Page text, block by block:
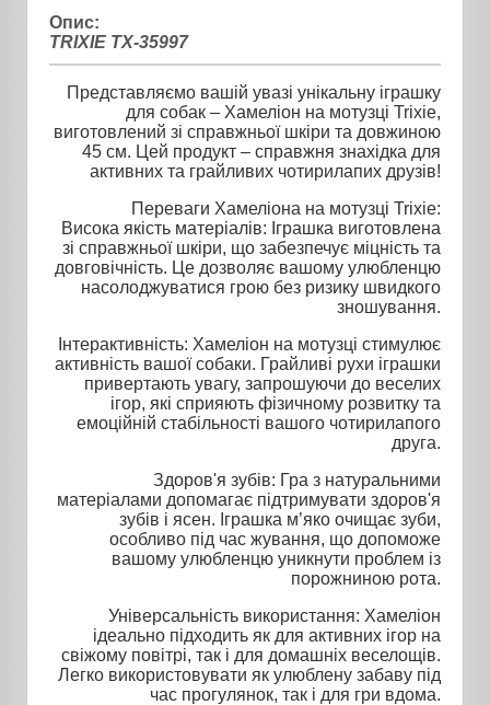
Опис:
TRIXIE TX-35997
Представляємо вашій увазі унікальну іграшку
для собак – Хамеліон на мотузці Trixie,
виготовлений зі справжньої шкіри та довжиною
45 см. Цей продукт – справжня знахідка для
активних та грайливих чотирилапих друзів!
Переваги Хамеліона на мотузці Trixie:
Висока якість матеріалів: Іграшка виготовлена
зі справжньої шкіри, що забезпечує міцність та
довговічність. Це дозволяє вашому улюбленцю
насолоджуватися грою без ризику швидкого
зношування.
Інтерактивність: Хамеліон на мотузці стимулює
активність вашої собаки. Грайливі рухи іграшки
привертають увагу, запрошуючи до веселих
ігор, які сприяють фізичному розвитку та
емоційній стабільності вашого чотирилапого
друга.
Здоров'я зубів: Гра з натуральними
матеріалами допомагає підтримувати здоров'я
зубів і ясен. Іграшка м’яко очищає зуби,
особливо під час жування, що допоможе
вашому улюбленцю уникнути проблем із
порожниною рота.
Універсальність використання: Хамеліон
ідеально підходить як для активних ігор на
свіжому повітрі, так і для домашніх веселощів.
Легко використовувати як улюблену забаву під
час прогулянок, так і для гри вдома.